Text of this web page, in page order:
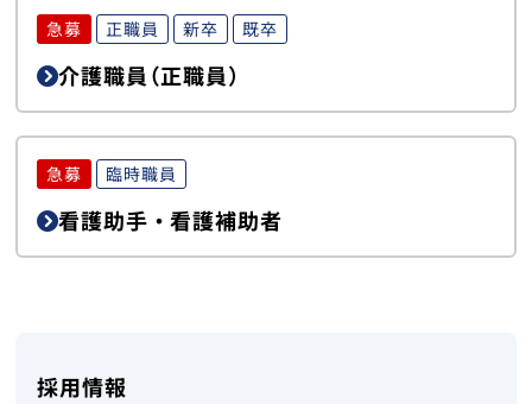
急募 正職員 新卒 既卒
介護職員（正職員）
急募 臨時職員
看護助手・看護補助者
採用情報